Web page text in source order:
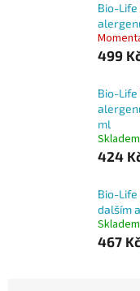
Bio-
499
Bio-
ml
Skladem
424
Bio-
dalším
Skladem
467 Kč